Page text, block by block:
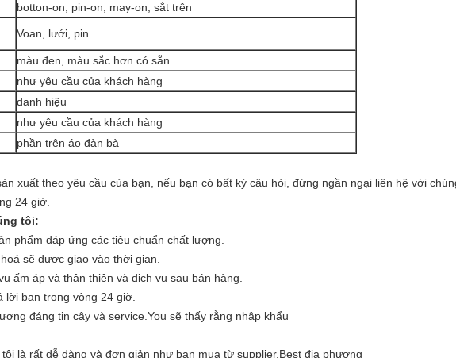
botton-on, pin-on, may-on, sắt trên
Voan, lưới, pin
màu đen, màu sắc hơn có sẵn
như yêu cầu của khách hàng
danh hiệu
như yêu cầu của khách hàng
phần trên áo đàn bà
xuất theo yêu cầu của bạn, nếu bạn có bất kỳ câu hỏi, đừng ngần ngại liên hệ với
24 giờ.
tôi:
phẩm đáp ứng các tiêu chuẩn chất lượng.
sẽ được giao vào thời gian.
ấm áp và thân thiện và dịch vụ sau bán hàng.
lời bạn trong vòng 24 giờ.
đáng tin cậy và service.You sẽ thấy rằng nhập khẩu
là rất dễ dàng và đơn giản như bạn mua từ supplier.Best địa phương